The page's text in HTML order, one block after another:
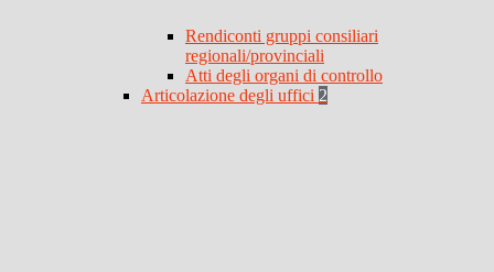
Rendiconti gruppi consiliari
regionali/provinciali
Atti degli organi di controllo
Articolazione degli uffici 2